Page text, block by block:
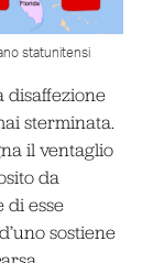
statunitensi
disaffezione
sterminata.
il ventaglio
da
di esse
sostiene